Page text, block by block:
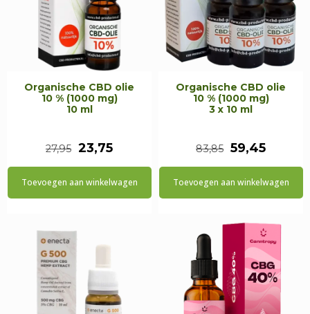
Organische CBD olie
10 % (1000 mg)
10 ml
27,95 Oorspronkelijke
prijs
23,75Huidige
prijs
is:
Toevoegen aan winkelwagen
Organische CBD olie
10 % (1000 mg)
3 x 10 ml
83,85
prijs
59,45
prijs
is:
Toevoegen aan winkelwagen